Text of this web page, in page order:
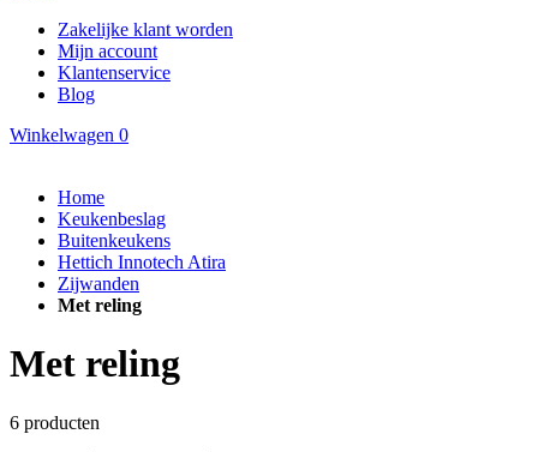
Zakelijke klant worden
Mijn account
Klantenservice
Blog
Winkelwagen 0
Home
Keukenbeslag
Buitenkeukens
Hettich Innotech Atira
Zijwanden
Met reling
Met reling
6 producten